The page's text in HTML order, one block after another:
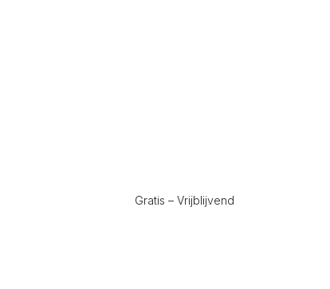
Gratis – Vrijblijvend